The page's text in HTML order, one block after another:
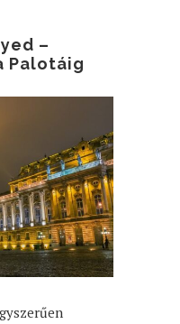
–
Palotáig